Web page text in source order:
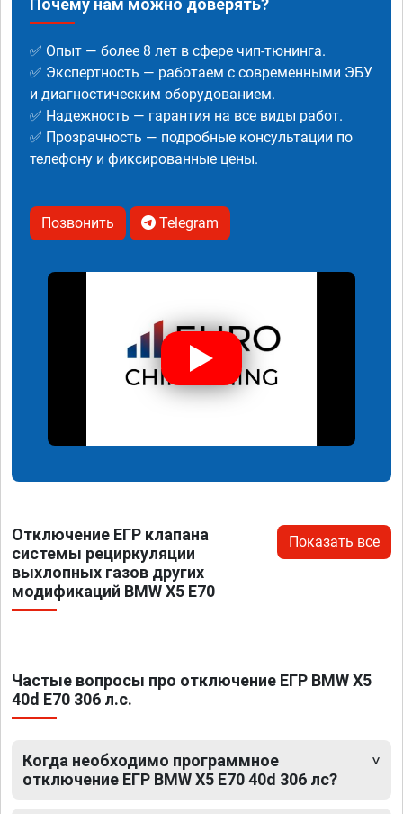
Почему нам можно доверять?
✅ Опыт — более 8 лет в сфере чип-тюнинга.
✅ Экспертность — работаем с современными ЭБУ
и диагностическим оборудованием.
✅ Надежность — гарантия на все виды работ.
✅ Прозрачность — подробные консультации по
телефону и фиксированные цены.
Позвонить Telegram
Отключение ЕГР клапана
системы рециркуляции
выхлопных газов других
модификаций BMW X5 E70
Показать все
Частые вопросы про отключение ЕГР BMW X5
40d E70 306 л.с.
Когда необходимо программное
отключение ЕГР BMW X5 E70 40d 306 лс?